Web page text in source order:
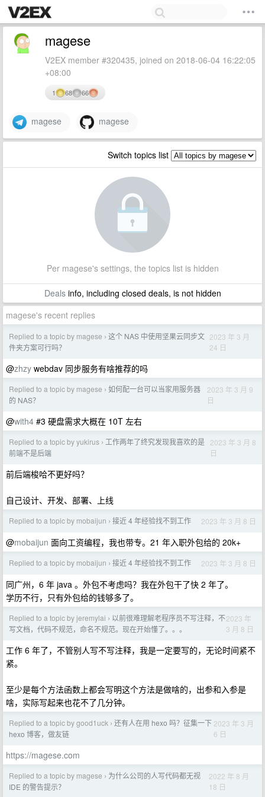
magese
V2EX member #320435, joined on 2018-06-04 16:22:05
+08:00
1 68 66
magese magese
Switch topics list
Per magese's settings, the topics list is hidden
Dealsinfo, including closed deals, is not hidden
magese's recent replies
Replied to a topic by magese › 这个 NAS 中使用坚果云同步文
件夹方案可行吗？
2023 年 3 月
24 日
@zhzy webdav 同步服务有啥推荐的吗
Replied to a topic by magese › 如何配一台可以当家用服务器
的 NAS？
2023 年 3 月 9
日
@with4 #3 硬盘需求大概在 10T 左右
Replied to a topic by yukirus › 工作两年了终究发现我喜欢的是
前端不是后端
2023 年 3 月 8
日
前后端梭哈不更好吗？
自己设计、开发、部署、上线
Replied to a topic by mobaijun › 接近 4 年经验找不到工作 2023 年 3 月 8 日
@mobaijun 面向工资编程，我也带专。21 年入职外包给的 20k+
Replied to a topic by mobaijun › 接近 4 年经验找不到工作 2023 年 3 月 8 日
同广州，6 年 java 。外包不考虑吗？我在外包干了快 2 年了。
学历不行，只有外包给的钱够多了。
Replied to a topic by jeremylai › 以前很难理解老程序员不写注释，不
写文档，代码不规范，命名不规范。现在开始懂了。。。
2023 年
3 月 8 日
工作 6 年了，不管别人写不写注释，我是一定要写的，无论时间紧不
紧。
至少是每个方法函数上都会写明这个方法是做啥的，出参和入参是
啥，实际写起来也花不了几分钟。
Replied to a topic by good1uck › 还有人在用 hexo 吗？征集一下
hexo 博客，做友链
2023 年 3 月
6 日
https://magese.com
Replied to a topic by magese › 为什么公司的人写代码都无视
IDE 的警告提示？
2022 年 8 月
18 日